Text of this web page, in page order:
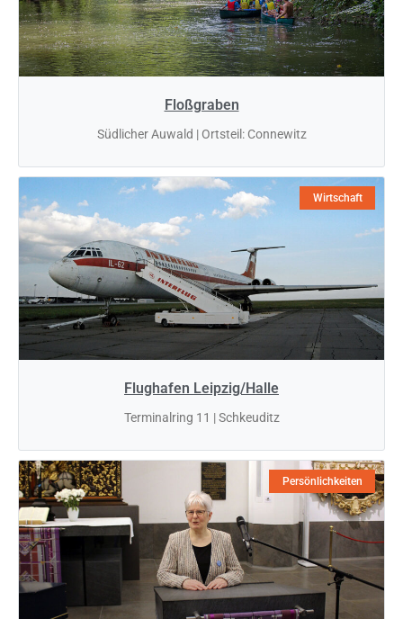
Floßgraben
Südlicher Auwald | Ortsteil: Connewitz
Wirtschaft
Flughafen Leipzig/Halle
Terminalring 11 | Schkeuditz
Persönlichkeiten